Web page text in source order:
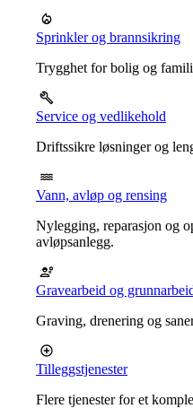
Sprinkler og brannsikring
Trygghet for bolig og
Service og vedlikehold
Driftssikre løsninger og
Vann, avløp og rensing
Nylegging, reparasjon og
avløpsanlegg.
Gravearbeid og
Graving, drenering og
Tilleggstjenester
Flere tjenester for et